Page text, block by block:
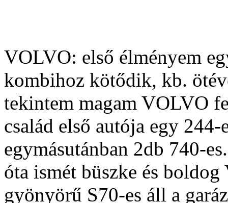
VOLVO: első élményem
kombihoz kötődik, kb.
tekintem magam VOLVO
család első autója egy
egymásutánban 2db 740-
óta ismét büszke és
gyönyörű S70-es áll a